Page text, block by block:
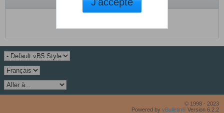
© 1998 - 2023
Powered by vBulletin® Version 6.2.2